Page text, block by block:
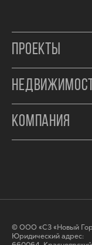
ПРОЕКТЫ
КОМПАНИЯ
© ООО «СЗ «Новый
Юридический адрес: